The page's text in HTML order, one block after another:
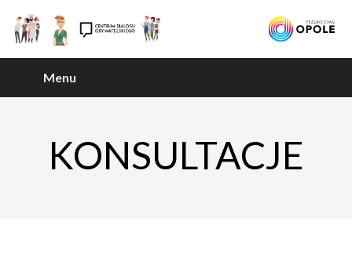
Menu
KONSULTACJE